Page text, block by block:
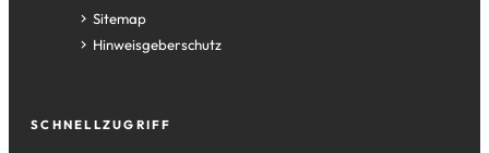
Sitemap
Hinweisgeberschutz
SCHNELLZUGRIFF